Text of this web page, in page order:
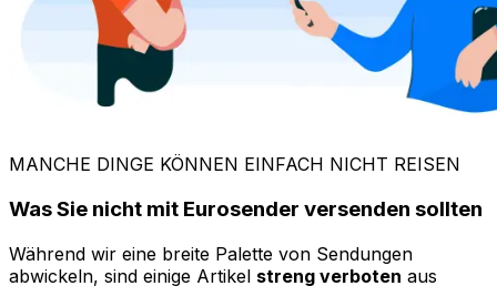
Weitere Informationen
oder werden alle Kosten im Voraus angegeben?
Welche Kanäle stehen zur Verfügung, um den Kundensupport zu
kontaktieren?